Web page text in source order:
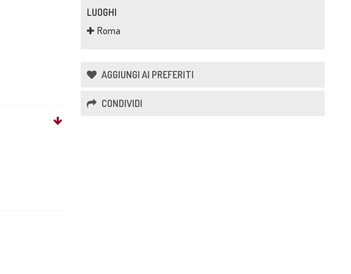
LUOGHI
Roma
AGGIUNGI AI PREFERITI
CONDIVIDI